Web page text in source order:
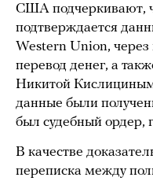
США подчеркивают,
подтверждается
Western Union, через
перевод денег, а
Никитой
данные были
был судебный ордер,
В качестве
переписка между